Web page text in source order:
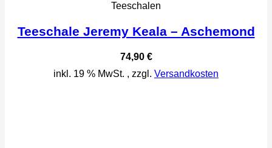
Teeschalen
Teeschale Jeremy Keala – Aschemond
74,90 €
inkl. 19 % MwSt. , zzgl. Versandkosten